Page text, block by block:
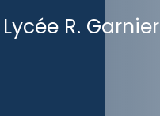
R. Garnier